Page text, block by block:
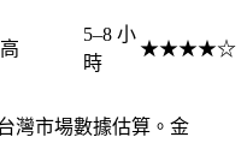
高
5–8 小
時
★★★★☆
灣市場數據估算。金